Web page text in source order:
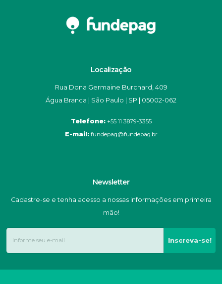
Localização
Rua Dona Germaine Burchard, 409
Água Branca | São Paulo | SP | 05002-062
Telefone:+55 11 3879-3355
E-mail:fundepag@fundepag.br
Newsletter
Cadastre-se e tenha acesso a nossas informações em primeira
mão!
Inscreva-se!